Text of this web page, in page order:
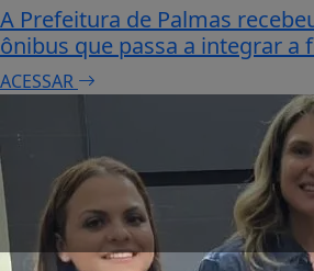
A Prefeitura de Palmas
ônibus que passa a integrar a
ACESSAR